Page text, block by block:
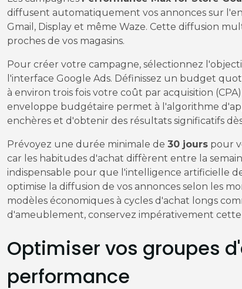
diffusent automatiquement vos annonces sur
Gmail, Display et même Waze. Cette diffusion
proches de vos magasins.
Pour créer votre campagne, sélectionnez
l'interface Google Ads. Définissez un budget
à environ trois fois votre coût par acquisition
enveloppe budgétaire permet à l'algorithme
enchères et d'obtenir des résultats significatifs
Prévoyez une durée minimale de 30 jours pour
car les habitudes d'achat diffèrent entre la
indispensable pour que l'intelligence artificielle
optimise la diffusion de vos annonces selon les
modèles économiques à cycles d'achat longs
d'ameublement, conservez impérativement
Optimiser vos groupes
performance